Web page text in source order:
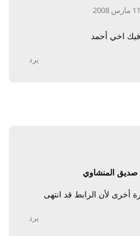
11 مارس 2008
فيك اخي أحمد
يرد
صديق المنشاوي
أخرى لأن الرابط قد انتهى
يرد